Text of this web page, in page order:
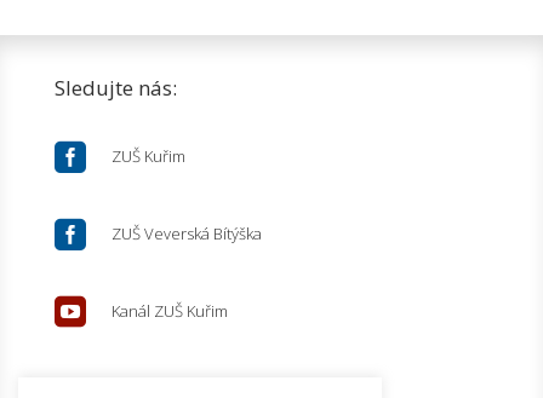
Sledujte nás:
 ZUŠ Kuřim
 ZUŠ Veverská Bítýška
 Kanál ZUŠ Kuřim